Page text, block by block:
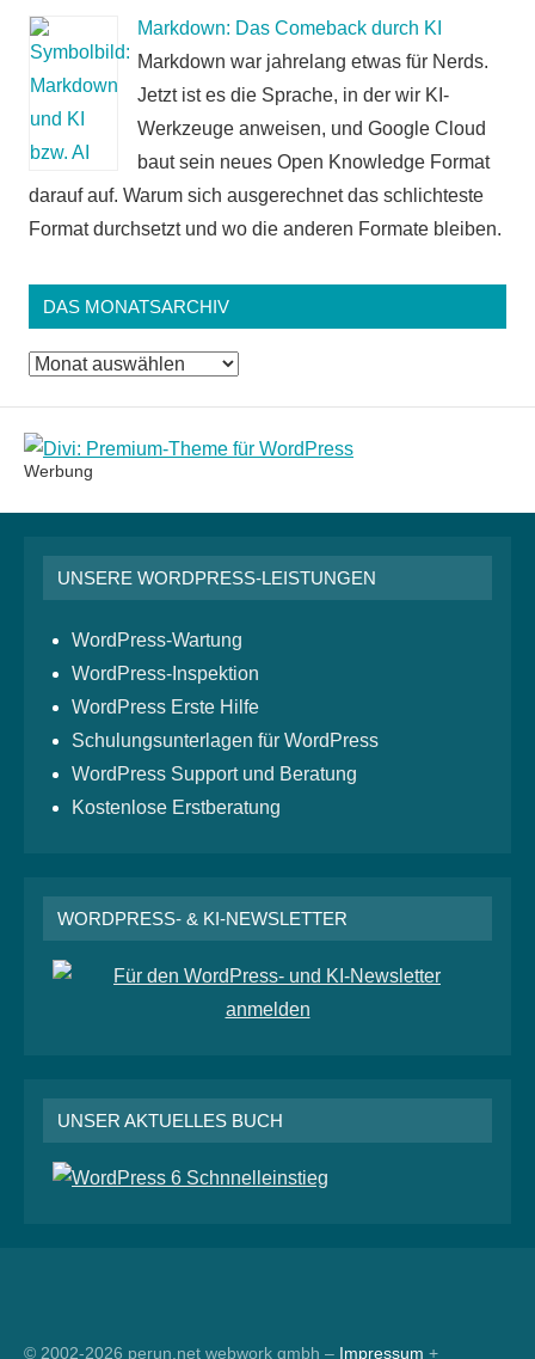
Markdown: Das Comeback durch KI
Markdown war jahrelang etwas für Nerds.
Jetzt ist es die Sprache, in der wir KI-
Werkzeuge anweisen, und Google Cloud
baut sein neues Open Knowledge Format
darauf auf. Warum sich ausgerechnet das schlichteste
Format durchsetzt und wo die anderen Formate bleiben.
DAS MONATSARCHIV
Das
Werbung
UNSERE WORDPRESS-LEISTUNGEN
WordPress-Wartung
WordPress-Inspektion
WordPress Erste Hilfe
Schulungsunterlagen für WordPress
WordPress Support und Beratung
Kostenlose Erstberatung
WORDPRESS- & KI-NEWSLETTER
UNSER AKTUELLES BUCH
© 2002-2026 perun.net webwork gmbh – Impressum +